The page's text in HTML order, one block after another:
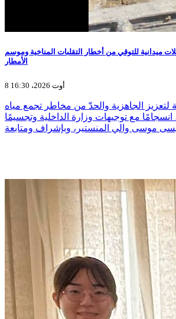
ميدانية للتوقي من أخطار التقلبات المناخية وموسم
الأمطار
8 أوت 2026، 16:30
الجاهزية والحدّ من مخاطر تجمع مياه
انسجامًا مع توجيهات وزارة الداخلية وتجسيمًا